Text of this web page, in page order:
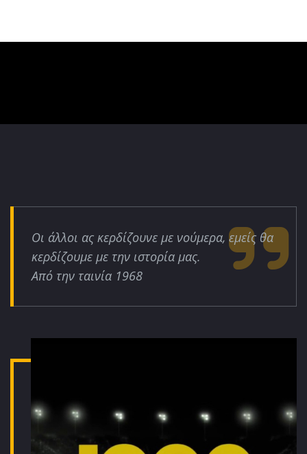
Οι άλλοι ας κερδίζουνε με νούμερα, εμείς θα
κερδίζουμε με την ιστορία μας.
Από την ταινία 1968